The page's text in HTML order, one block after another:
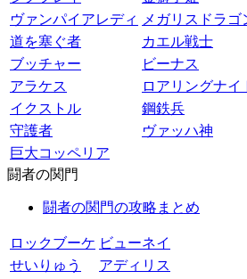
ヴァンパイアレディ
メガリスドラゴ
道を塞ぐ者
カエル戦士
ブッチャー
ビーナス
アラケス
ロアリングナイ
イクストル
鋼鉄兵
守護者
ヴァッハ神
巨大コッペリア
闘者の関門
闘者の関門の攻略まとめ
ロックブーケ ビューネイ
せいりゅう
アディリス